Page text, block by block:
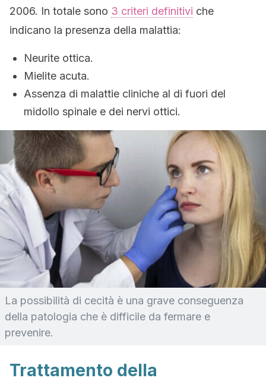
2006. In totale sono 3 criteri definitivi che
indicano la presenza della malattia:
Neurite ottica.
Mielite acuta.
Assenza di malattie cliniche al di fuori del
midollo spinale e dei nervi ottici.
La possibilità di cecità è una grave conseguenza
della patologia che è difficile da fermare e
prevenire.
Trattamento della